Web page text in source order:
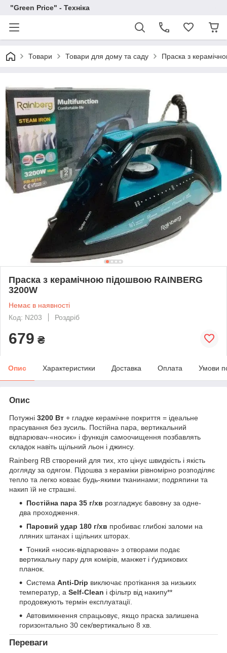
"Green Price" - Техніка
Товари Товари для дому та саду Праска з
Праска з керамічною підошвою RAINBERG
3200W
Немає в наявності
Код: N203
Роздріб
679 ₴
Опис Характеристики Доставка Оплата Умови
Опис
Потужні 3200 Вт + гладке керамічне покриття = ідеальне
прасування без зусиль. Постійна пара, вертикальний
відпарювач-«носик» і функція самоочищення позбавлять
складок навіть щільний льон і джинсу.
Rainberg RB створений для тих, хто цінує швидкість і якість
догляду за одягом. Підошва з кераміки рівномірно розподіляє
тепло та легко ковзає будь-якими тканинами; подряпини та
накип їй не страшні.
Постійна пара 35 г/хв розгладжує бавовну за одне-
два проходження.
Паровий удар 180 г/хв пробиває глибокі заломи на
лляних штанах і щільних шторах.
Тонкий «носик-відпарювач» з отворами подає
вертикальну пару для комірів, манжет і ґудзикових
планок.
Система Anti-Drip виключає протікання за низьких
температур, а Self-Clean і фільтр від накипу**
продовжують термін експлуатації.
Автовимкнення спрацьовує, якщо праска залишена
горизонтально 30 сек/вертикально 8 хв.
Переваги